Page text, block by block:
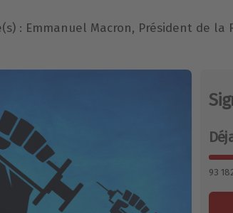
: Emmanuel Macron, Président de la
93